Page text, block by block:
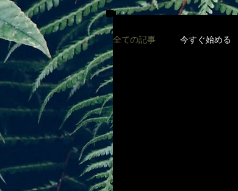
全ての記事 今すぐ始める